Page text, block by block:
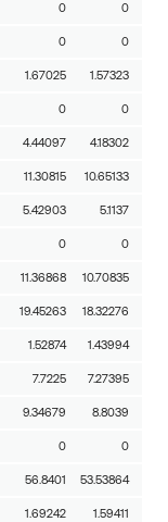
0 0
0 0
1.67025 1.57323
0 0
4.44097 4.18302
11.30815 10.65133
5.42903 5.1137
0 0
11.36868 10.70835
19.45263 18.32276
1.52874 1.43994
7.7225 7.27395
9.34679 8.8039
0 0
56.8401 53.53864
1.69242 1.59411